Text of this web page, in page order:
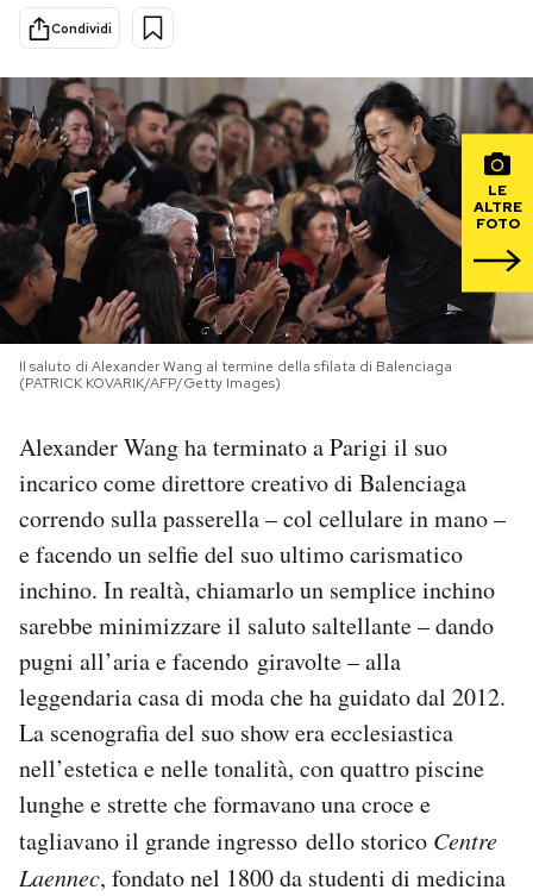
Economia
PODCAST
NEWSLETTER
I MIEI PREFERITI
CALENDARIO
AREA PERSONALE
Area Personale
Newsletter
Notifiche mobile
Regala il Post
Hai bisogno di aiuto?
Esci
Condividi
LE
ALTRE
FOTO
Il saluto di Alexander Wang al termine della sfilata di Balenciaga
(PATRICK KOVARIK/AFP/Getty Images)
Alexander Wang ha terminato a Parigi il suo
incarico come direttore creativo di Balenciaga
correndo sulla passerella – col cellulare in mano –
e facendo un selfie del suo ultimo carismatico
inchino. In realtà, chiamarlo un semplice inchino
sarebbe minimizzare il saluto saltellante – dando
pugni all’aria e facendo giravolte – alla
leggendaria casa di moda che ha guidato dal 2012.
La scenografia del suo show era ecclesiastica
nell’estetica e nelle tonalità, con quattro piscine
lunghe e strette che formavano una croce e
tagliavano il grande ingresso dello storico Centre
Laennec, fondato nel 1800 da studenti di medicina